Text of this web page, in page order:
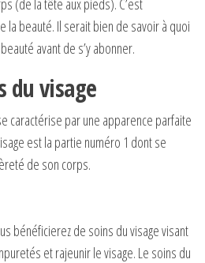
(de la tête aux pieds). C’est
la beauté. Il serait bien de savoir à quoi
avant de s’y abonner.
du visage
caractérise par une apparence parfaite
est la partie numéro 1 dont se
de son corps.
bénéficierez de soins du visage visant
et rajeunir le visage. Le soins du